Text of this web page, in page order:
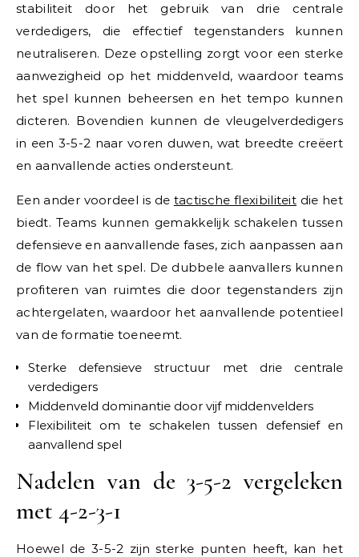
stabiliteit door het gebruik van drie centrale
verdedigers, die effectief tegenstanders kunnen
neutraliseren. Deze opstelling zorgt voor een sterke
aanwezigheid op het middenveld, waardoor teams
het spel kunnen beheersen en het tempo kunnen
dicteren. Bovendien kunnen de vleugelverdedigers
in een 3-5-2 naar voren duwen, wat breedte creëert
en aanvallende acties ondersteunt.
Een ander voordeel is de tactische flexibiliteit die het
biedt. Teams kunnen gemakkelijk schakelen tussen
defensieve en aanvallende fases, zich aanpassen aan
de flow van het spel. De dubbele aanvallers kunnen
profiteren van ruimtes die door tegenstanders zijn
achtergelaten, waardoor het aanvallende potentieel
van de formatie toeneemt.
Sterke defensieve structuur met drie centrale
verdedigers
Middenveld dominantie door vijf middenvelders
Flexibiliteit om te schakelen tussen defensief en
aanvallend spel
Nadelen van de 3-5-2 vergeleken
met 4-2-3-1
Hoewel de 3-5-2 zijn sterke punten heeft, kan het